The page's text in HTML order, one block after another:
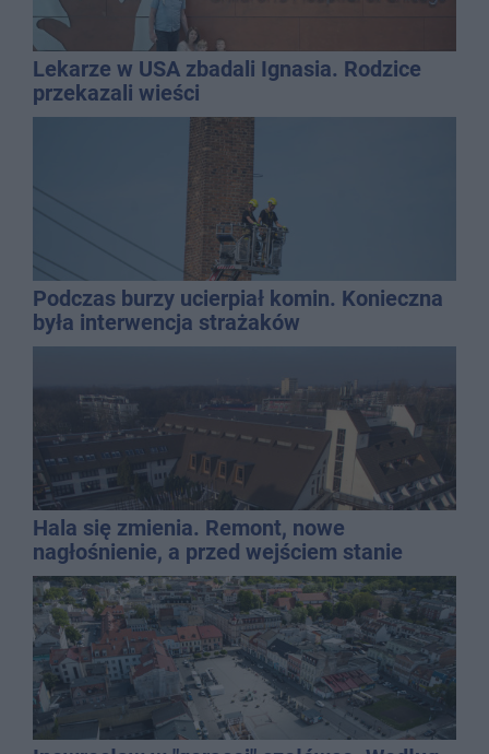
Lekarze w USA zbadali Ignasia. Rodzice
przekazali wieści
Podczas burzy ucierpiał komin. Konieczna
była interwencja strażaków
Hala się zmienia. Remont, nowe
nagłośnienie, a przed wejściem stanie
QEMETICA ARENA